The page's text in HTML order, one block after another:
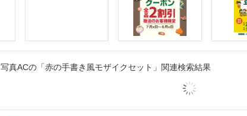
写真ACの「赤の手書き風モザイクセット」関連検索結果